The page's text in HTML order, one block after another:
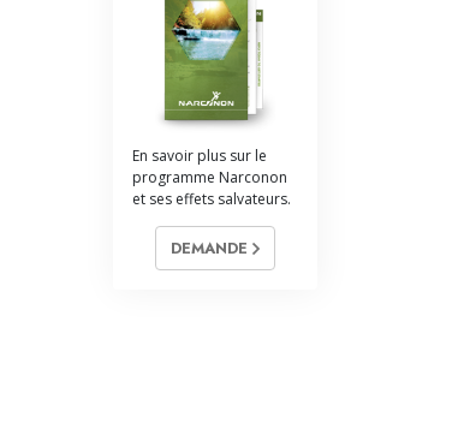
En savoir plus sur le
programme Narconon
et ses effets salvateurs.
DEMANDE